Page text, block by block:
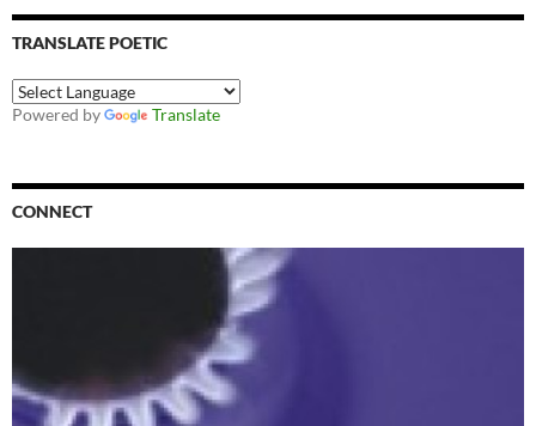
TRANSLATE POETIC
Powered by Translate
CONNECT